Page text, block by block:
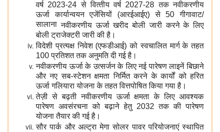
वर्ष 2023-24 से वित्‍तीय वर्ष 2027-28 तक नवीकरणीय
ऊर्जा कार्यान्‍वयन एजेंसियों (आरईआईए) से 50 गीगावाट/
सालानानवीकरणीय ऊर्जा खरीद बोली जारी करने के लिए
बोली ट्राजेक्टरी जारी की है।
विदेशी प्रत्यक्ष निवेश (एफडीआई) को स्वचालित मार्ग के तहत
100 प्रतिशत तक अनुमति दी गई है।
नवीकरणीय ऊर्जा के उत्सर्जन के लिए नई पारेषण लाइनें बिछाने
और नए सब-स्टेशन क्षमता निर्मित करने के कार्यों को हरित
ऊर्जा गलियारा योजना के तहत वित्तपोषित किया गया है।
तेज़ी से बढ़ती नवीकरणीय ऊर्जा क्षमता के लिए आवश्यक
पारेषण अवसंरचना को बढ़ाने हेतु 2032 तक की पारेषण
योजना तैयार की गई है।
सौर पार्क और अल्ट्रा मेगा सोलर पावर परियोजनाएं स्‍थापित